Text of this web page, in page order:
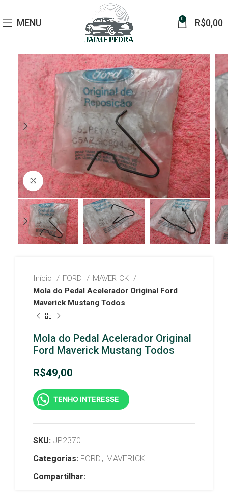
MENU 0 R$0,00
Click to enlarge
Início FORD
MAVERICK
Mola do Pedal Acelerador Original Ford
Maverick Mustang Todos
Mola do Pedal Acelerador Original
Ford Maverick Mustang Todos
R$49,00
TENHO INTERESSE
SKU: JP2370
Categorias: FORD , MAVERICK
Compartilhar: